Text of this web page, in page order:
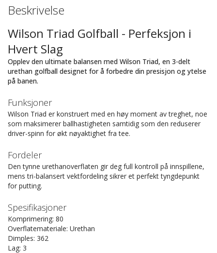
Beskrivelse
Wilson Triad Golfball - Perfeksjon i
Hvert Slag
Opplev den ultimate balansen med Wilson Triad, en 3-delt
urethan golfball designet for å forbedre din presisjon og ytelse
på banen.
Funksjoner
Wilson Triad er konstruert med en høy moment av treghet, noe
som maksimerer ballhastigheten samtidig som den reduserer
driver-spinn for økt nøyaktighet fra tee.
Fordeler
Den tynne urethanoverflaten gir deg full kontroll på innspillene,
mens tri-balansert vektfordeling sikrer et perfekt tyngdepunkt
for putting.
Spesifikasjoner
Komprimering: 80
Overflatemateriale: Urethan
Dimples: 362
Lag: 3